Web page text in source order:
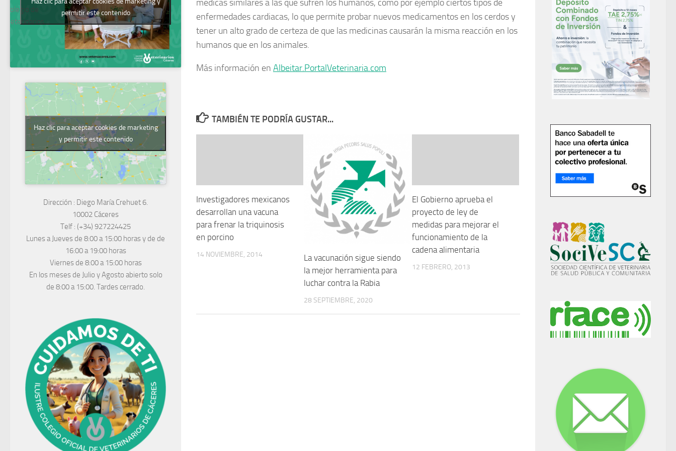
médicas similares a las que sufren los humanos, como por ejemplo ciertos tipos de
enfermedades cardiacas, lo que permite probar nuevos medicamentos en los cerdos y
tener un alto grado de certeza de que las medicinas causarán la misma reacción en los
humanos que en los animales.
Más información en Albeitar.PortalVeterinaria.com
TAMBIÉN TE PODRÍA GUSTAR...
Investigadores mexicanos
desarrollan una vacuna
para frenar la triquinosis
en porcino
14 NOVIEMBRE, 2014
La vacunación sigue siendo
la mejor herramienta para
luchar contra la Rabia
28 SEPTIEMBRE, 2020
El Gobierno aprueba el
proyecto de ley de
medidas para mejorar el
funcionamiento de la
cadena alimentaria
12 FEBRERO, 2013
Colegio de
Veterinarios
permitir este contenido
Haz clic para aceptar cookies de marketing
y permitir este contenido
Dirección : Diego María Crehuet 6.
10002 Cáceres
Telf : (+34) 927224425
Lunes a Jueves de 8:00 a 15:00 horas y de de
16:00 a 19:00 horas
Viernes de 8:00 a 15:00 horas
En los meses de Julio y Agosto abierto solo
de 8:00 a 15:00. Tardes cerrado.